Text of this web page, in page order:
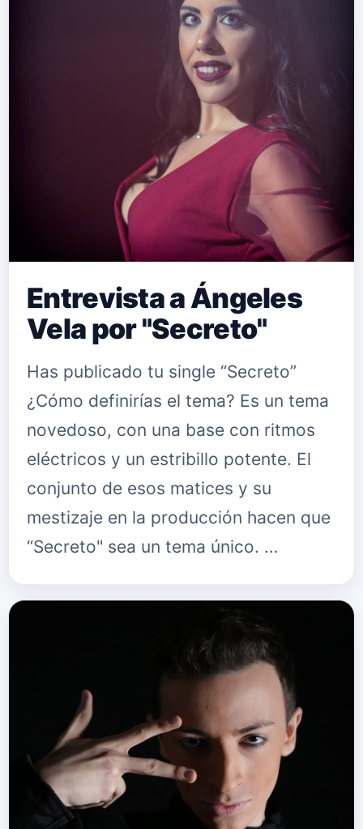
Entrevista a Ángeles
Vela por "Secreto"
Has publicado tu single “Secreto”
¿Cómo definirías el tema? Es un tema
novedoso, con una base con ritmos
eléctricos y un estribillo potente. El
conjunto de esos matices y su
mestizaje en la producción hacen que
“Secreto" sea un tema único. …